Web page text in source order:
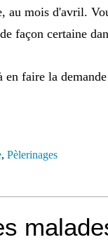
au mois d'avril.
façon certaine
en faire la
, Pèlerinages